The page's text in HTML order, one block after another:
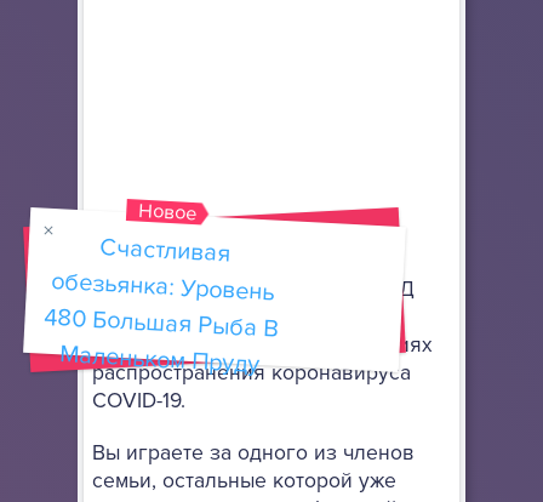
Перед вами одновременно и 3Д
шутер от первого лица, и
симулятор выживания в условиях
распространения коронавируса
COVID-19.
Вы играете за одного из членов
семьи, остальные которой уже
Новое
Счастливая
обезьянка: Уровень
480 Большая Рыба В
Маленьком Пруду